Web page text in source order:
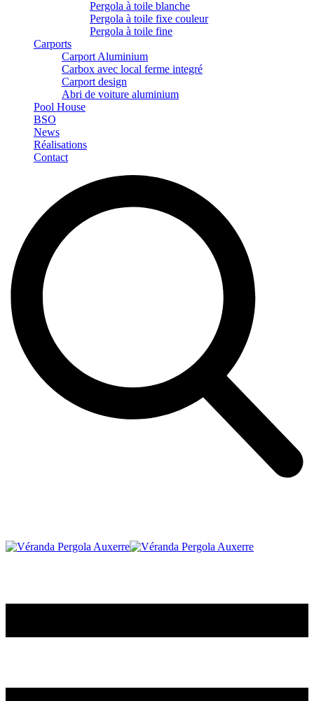
Pergola à toile blanche
Pergola à toile fixe couleur
Pergola à toile fine
Carports
Carport Aluminium
Carbox avec local ferme integré
Carport design
Abri de voiture aluminium
Pool House
BSO
News
Réalisations
Contact